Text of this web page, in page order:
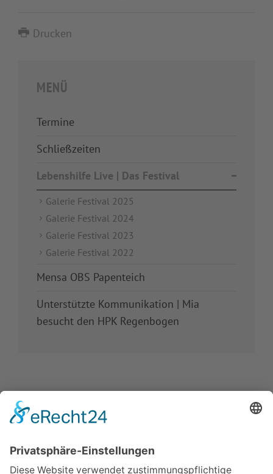
Drucken
MENÜ
Termine
Schließzeiten
Lebenshilfe Live | Das Festival
Galerie Festival 2025
Galerie Festival 2024
Galerie Festival 2023
Galerie Festival 2022
Mensa OBS Papenteich
Unterstützte Kommunikation | Mia
besucht den HPK Regenbogen